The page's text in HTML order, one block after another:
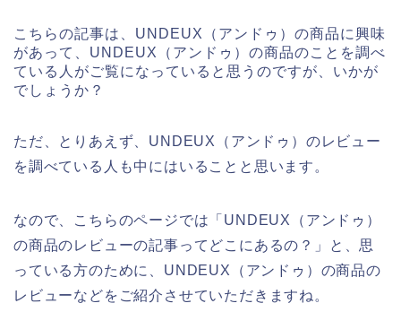
こちらの記事は、UNDEUX（アンドゥ）の商品に興味
があって、UNDEUX（アンドゥ）の商品のことを調べ
ている人がご覧になっていると思うのですが、いかが
でしょうか？
ただ、とりあえず、UNDEUX（アンドゥ）のレビュー
を調べている人も中にはいることと思います。
なので、こちらのページでは「UNDEUX（アンドゥ）
の商品のレビューの記事ってどこにあるの？」と、思
っている方のために、UNDEUX（アンドゥ）の商品の
レビューなどをご紹介させていただきますね。